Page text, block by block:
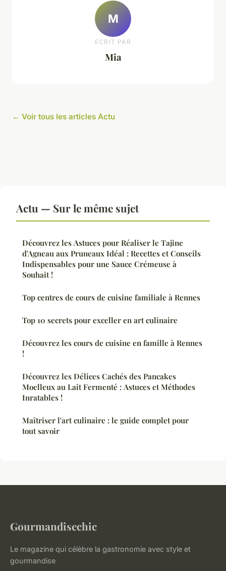
M
ECRIT PAR
Mia
← Voir tous les articles Actu
Actu — Sur le même sujet
Découvrez les Astuces pour Réaliser le Tajine
d'Agneau aux Pruneaux Idéal : Recettes et Conseils
Indispensables pour une Sauce Crémeuse à
Souhait !
Top centres de cours de cuisine familiale à Rennes
Top 10 secrets pour exceller en art culinaire
Découvrez les cours de cuisine en famille à Rennes
!
Découvrez les Délices Cachés des Pancakes
Moelleux au Lait Fermenté : Astuces et Méthodes
Inratables !
Maîtriser l'art culinaire : le guide complet pour
tout savoir
Gourmandisechic
Le magazine qui célèbre la gastronomie avec style et
gourmandise